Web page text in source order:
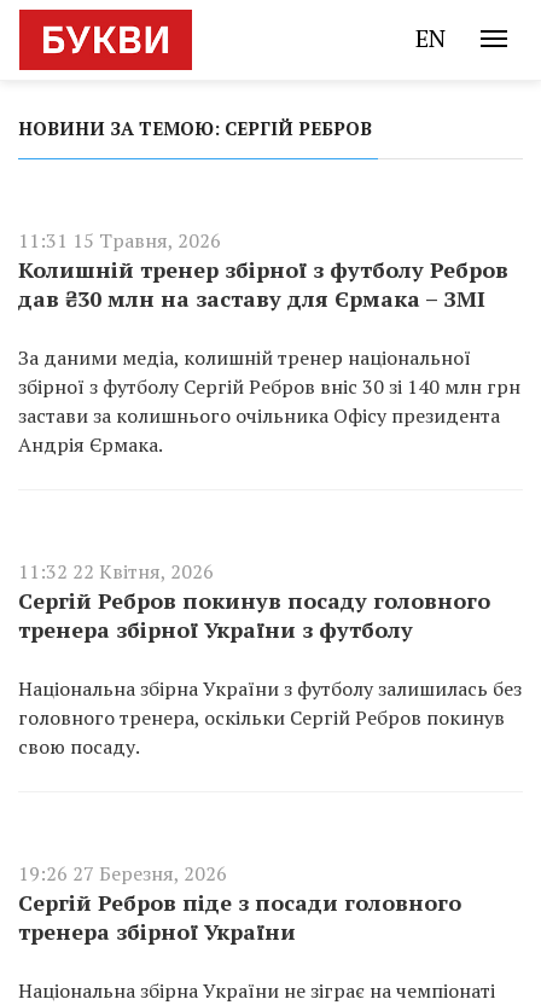
EN
НОВИНИ ЗА ТЕМОЮ: СЕРГІЙ РЕБРОВ
11:31 15 Травня, 2026
Колишній тренер збірної з футболу Ребров
дав ₴30 млн на заставу для Єрмака – ЗМІ
За даними медіа, колишній тренер національної
збірної з футболу Сергій Ребров вніс 30 зі 140 млн грн
застави за колишнього очільника Офісу президента
Андрія Єрмака.
11:32 22 Квітня, 2026
Сергій Ребров покинув посаду головного
тренера збірної України з футболу
Національна збірна України з футболу залишилась без
головного тренера, оскільки Сергій Ребров покинув
свою посаду.
19:26 27 Березня, 2026
Сергій Ребров піде з посади головного
тренера збірної України
Національна збірна України не зіграє на чемпіонаті